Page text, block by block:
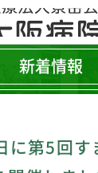
新着情報
に第5回す